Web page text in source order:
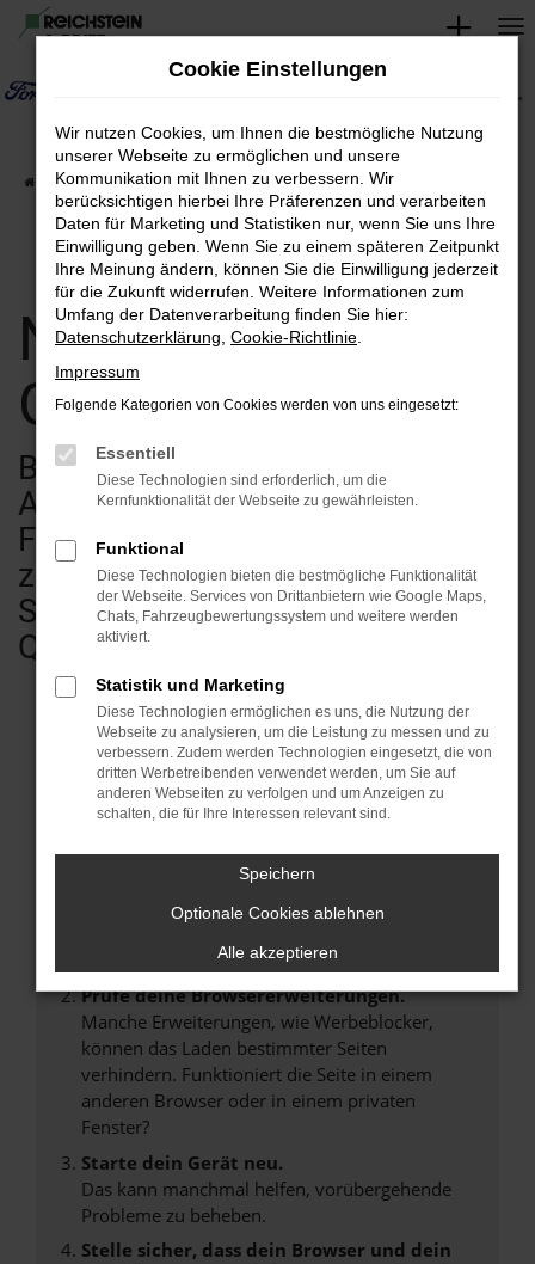
Zum
springen
Startseite Verkauf Fahrzeugsuche
Neuwagen &
Gebrauchtwagen
Bei uns finden Sie eine breite
Auswahl an verschiedenen
Fahrzeugen - vom Kleinwagen bis
zum Transporter & Wohnmobil.
Sofort verfügbar in geprüfter
Qualität.
Fehler: Network Error
Beim Laden ist ein Fehler aufgetreten.
Überprüfe deine Firewall und deine
Internetverbindung.
Prüfe deine Browsererweiterungen.
Manche Erweiterungen, wie Werbeblocker,
können das Laden bestimmter Seiten
verhindern. Funktioniert die Seite in einem
anderen Browser oder in einem privaten
Fenster?
Starte dein Gerät neu.
Das kann manchmal helfen, vorübergehende
Probleme zu beheben.
Stelle sicher, dass dein Browser und dein
Cookie Einstellungen
Wir nutzen Cookies, um Ihnen die bestmögliche Nutzung
unserer Webseite zu ermöglichen und unsere
Kommunikation mit Ihnen zu verbessern. Wir
berücksichtigen hierbei Ihre Präferenzen und verarbeiten
Daten für Marketing und Statistiken nur, wenn Sie uns Ihre
Einwilligung geben. Wenn Sie zu einem späteren Zeitpunkt
Ihre Meinung ändern, können Sie die Einwilligung jederzeit
für die Zukunft widerrufen. Weitere Informationen zum
Umfang der Datenverarbeitung finden Sie hier:
Datenschutzerklärung Cookie-Richtlinie
Impressum
Folgende Kategorien von Cookies werden von uns eingesetzt:
Essentiell
Diese Technologien sind erforderlich, um die
Kernfunktionalität der Webseite zu gewährleisten.
Funktional
Diese Technologien bieten die bestmögliche Funktionalität
der Webseite. Services von Drittanbietern wie Google Maps,
Chats, Fahrzeugbewertungssystem und weitere werden
aktiviert.
Statistik und Marketing
Diese Technologien ermöglichen es uns, die Nutzung der
Webseite zu analysieren, um die Leistung zu messen und zu
verbessern. Zudem werden Technologien eingesetzt, die von
dritten Werbetreibenden verwendet werden, um Sie auf
anderen Webseiten zu verfolgen und um Anzeigen zu
schalten, die für Ihre Interessen relevant sind.
Speichern
Optionale Cookies ablehnen
Alle akzeptieren